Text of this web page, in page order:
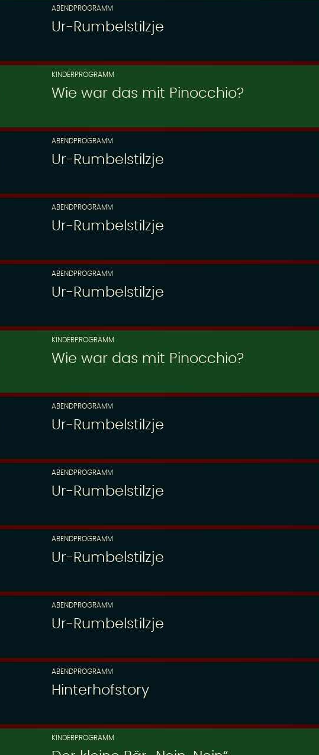
ABENDPROGRAMM
Ur-Rumbelstilzje
KINDERPROGRAMM
Wie war das mit Pinocchio?
ABENDPROGRAMM
Ur-Rumbelstilzje
ABENDPROGRAMM
Ur-Rumbelstilzje
ABENDPROGRAMM
Ur-Rumbelstilzje
KINDERPROGRAMM
Wie war das mit Pinocchio?
ABENDPROGRAMM
Ur-Rumbelstilzje
ABENDPROGRAMM
Ur-Rumbelstilzje
ABENDPROGRAMM
Ur-Rumbelstilzje
ABENDPROGRAMM
Ur-Rumbelstilzje
ABENDPROGRAMM
Hinterhofstory
KINDERPROGRAMM